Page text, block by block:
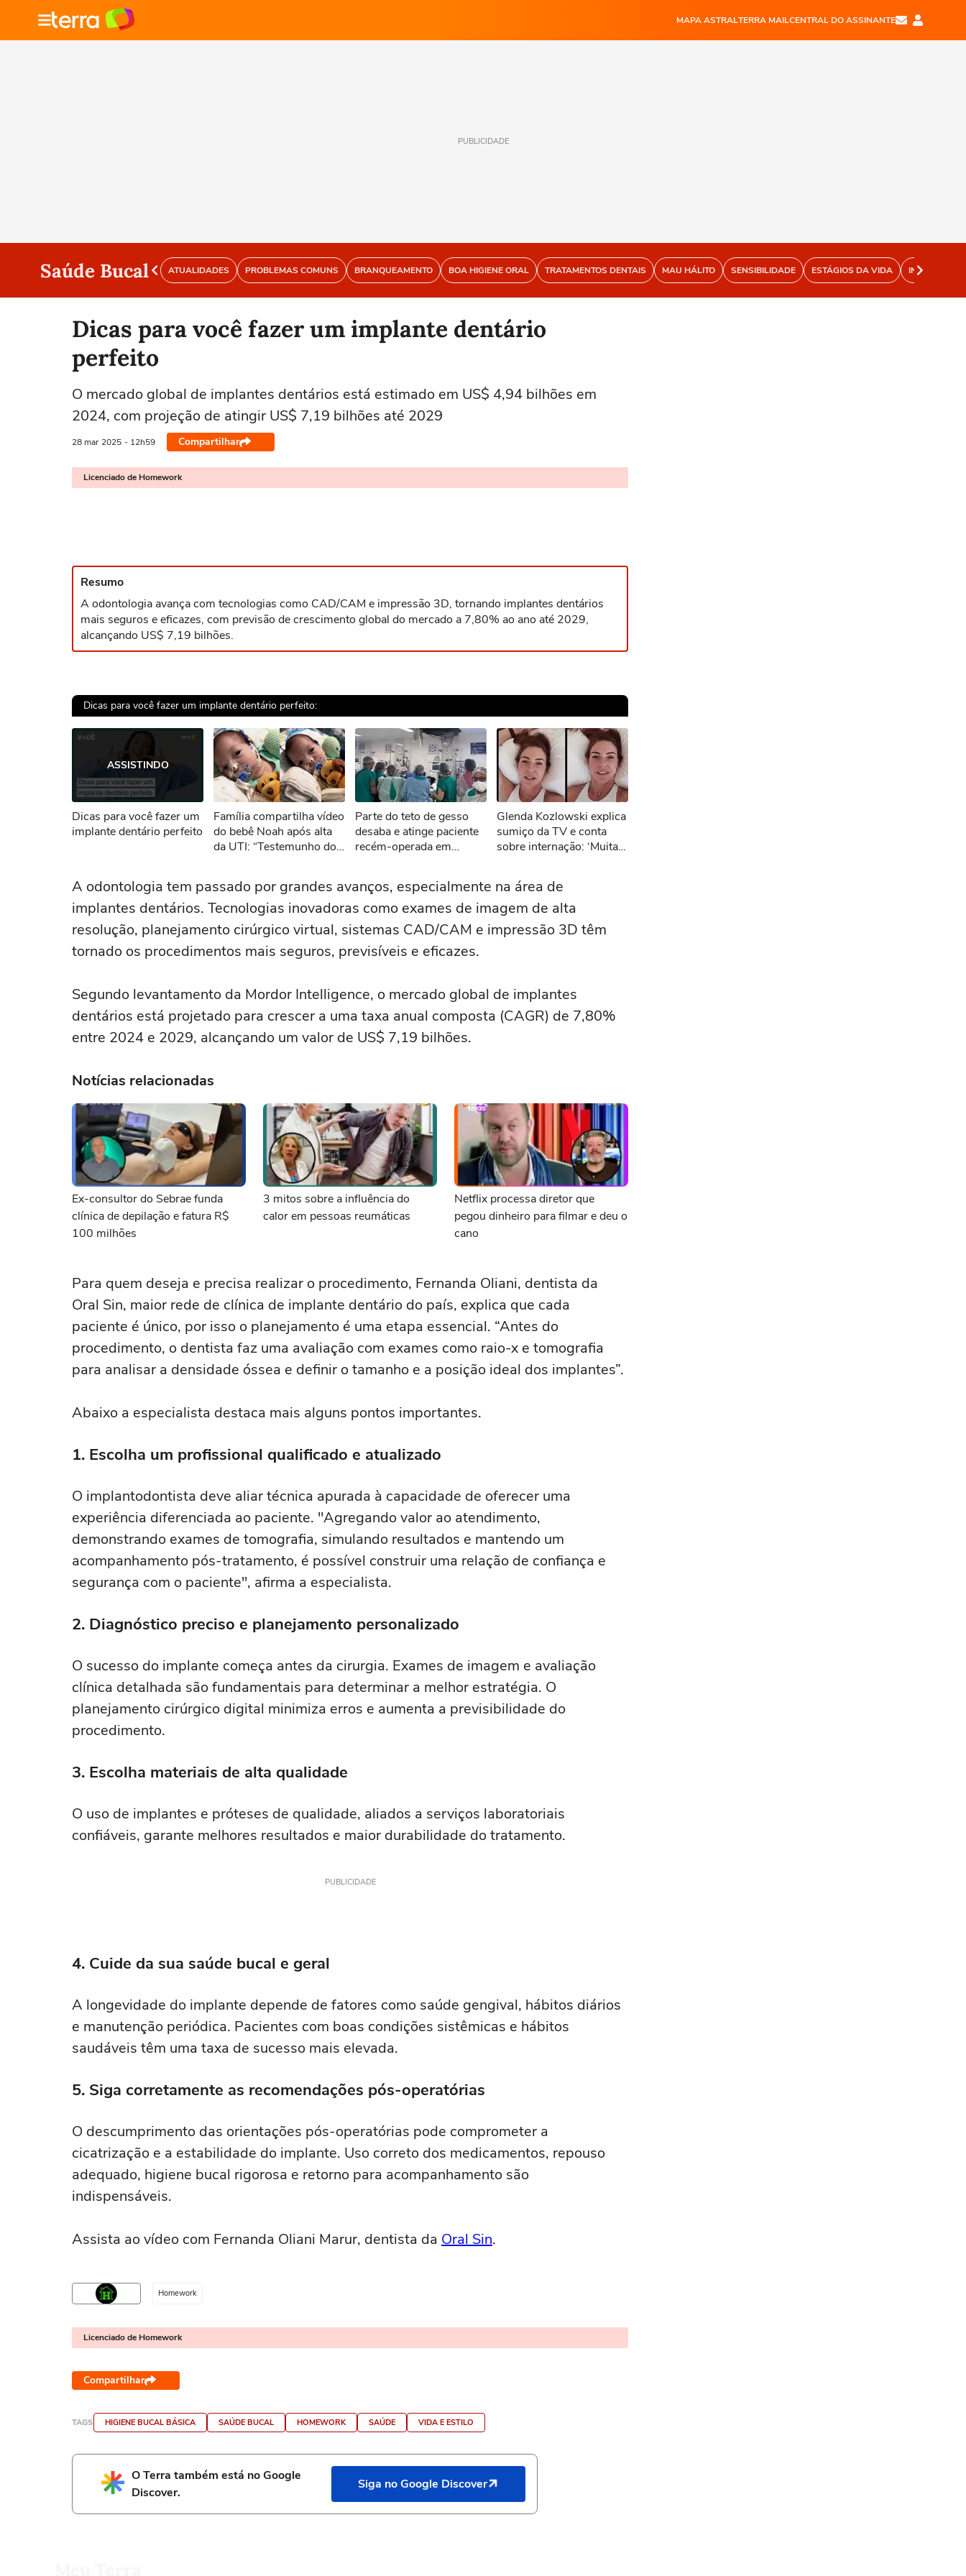
MAPA ASTRALTERRA MAILCENTRAL DO ASSINANTE
PUBLICIDADE
Saúde Bucal ATUALIDADES PROBLEMAS COMUNS BRANQUEAMENTO BOA HIGIENE ORAL TRATAMENTOS DENTAIS MAU HÁLITO SENSIBILIDADE ESTÁGIOS DA VIDA INFANTIL
Dicas para você fazer um implante dentário
perfeito
O mercado global de implantes dentários está estimado em US$ 4,94 bilhões em
2024, com projeção de atingir US$ 7,19 bilhões até 2029
28 mar 2025 - 12h59 Compartilhar
Licenciado de Homework
Resumo
A odontologia avança com tecnologias como CAD/CAM e impressão 3D, tornando implantes dentários
mais seguros e eficazes, com previsão de crescimento global do mercado a 7,80% ao ano até 2029,
alcançando US$ 7,19 bilhões.
Dicas para você fazer um implante dentário perfeito:
Ops!
Não foi possível reproduzir o vídeo
Tentar novamente
ASSISTINDO
Dicas para você fazer um
implante dentário perfeito
Família compartilha vídeo
do bebê Noah após alta
da UTI: “Testemunho do
Parte do teto de gesso
desaba e atinge paciente
recém-operada em
Glenda Kozlowski explica
sumiço da TV e conta
sobre internação: ‘Muita
A odontologia tem passado por grandes avanços, especialmente na área de
implantes dentários. Tecnologias inovadoras como exames de imagem de alta
resolução, planejamento cirúrgico virtual, sistemas CAD/CAM e impressão 3D têm
tornado os procedimentos mais seguros, previsíveis e eficazes.
Segundo levantamento da Mordor Intelligence, o mercado global de implantes
dentários está projetado para crescer a uma taxa anual composta (CAGR) de 7,80%
entre 2024 e 2029, alcançando um valor de US$ 7,19 bilhões.
Notícias relacionadas
Ex-consultor do Sebrae funda
clínica de depilação e fatura R$
100 milhões
3 mitos sobre a influência do
calor em pessoas reumáticas
Netflix processa diretor que
pegou dinheiro para filmar e deu o
cano
Para quem deseja e precisa realizar o procedimento, Fernanda Oliani, dentista da
Oral Sin, maior rede de clínica de implante dentário do país, explica que cada
paciente é único, por isso o planejamento é uma etapa essencial. “Antes do
procedimento, o dentista faz uma avaliação com exames como raio-x e tomografia
para analisar a densidade óssea e definir o tamanho e a posição ideal dos implantes”.
Abaixo a especialista destaca mais alguns pontos importantes.
1. Escolha um profissional qualificado e atualizado
O implantodontista deve aliar técnica apurada à capacidade de oferecer uma
experiência diferenciada ao paciente. "Agregando valor ao atendimento,
demonstrando exames de tomografia, simulando resultados e mantendo um
acompanhamento pós-tratamento, é possível construir uma relação de confiança e
segurança com o paciente", afirma a especialista.
2. Diagnóstico preciso e planejamento personalizado
O sucesso do implante começa antes da cirurgia. Exames de imagem e avaliação
clínica detalhada são fundamentais para determinar a melhor estratégia. O
planejamento cirúrgico digital minimiza erros e aumenta a previsibilidade do
procedimento.
3. Escolha materiais de alta qualidade
O uso de implantes e próteses de qualidade, aliados a serviços laboratoriais
confiáveis, garante melhores resultados e maior durabilidade do tratamento.
PUBLICIDADE
4. Cuide da sua saúde bucal e geral
A longevidade do implante depende de fatores como saúde gengival, hábitos diários
e manutenção periódica. Pacientes com boas condições sistêmicas e hábitos
saudáveis têm uma taxa de sucesso mais elevada.
5. Siga corretamente as recomendações pós-operatórias
O descumprimento das orientações pós-operatórias pode comprometer a
cicatrização e a estabilidade do implante. Uso correto dos medicamentos, repouso
adequado, higiene bucal rigorosa e retorno para acompanhamento são
indispensáveis.
Assista ao vídeo com Fernanda Oliani Marur, dentista da Oral Sin.
Homework
Licenciado de Homework
Compartilhar
TAGS HIGIENE BUCAL BÁSICA SAÚDE BUCAL HOMEWORK SAÚDE VIDA E ESTILO
O Terra também está no Google
Discover.
Siga no Google Discover